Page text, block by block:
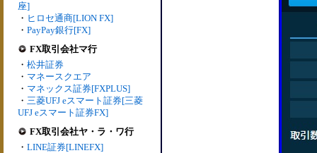
座]
・ ヒロセ通商[LION FX]
・ PayPay銀行[FX]
FX取引会社マ行
・ 松井証券
・ マネースクエア
・ マネックス証券[FXPLUS]
・ 三菱UFJ eスマート証券[三菱
UFJ eスマート証券FX]
FX取引会社ヤ・ラ・ワ行
・ LINE証券[LINEFX]